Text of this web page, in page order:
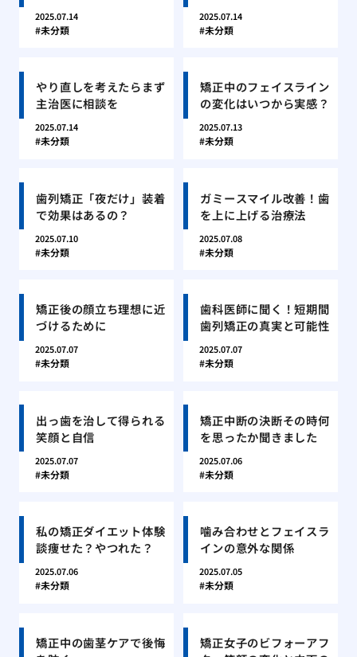
2025.07.14
未分類
2025.07.14
未分類
やり直しを考えたらまず
主治医に相談を
2025.07.14
未分類
矯正中のフェイスライン
の変化はいつから実感？
2025.07.13
未分類
歯列矯正「夜だけ」装着
で効果はあるの？
2025.07.10
未分類
ガミースマイル改善！歯
を上に上げる治療法
2025.07.08
未分類
矯正後の顔立ち理想に近
づけるために
2025.07.07
未分類
歯科医師に聞く！短期間
歯列矯正の真実と可能性
2025.07.07
未分類
出っ歯を治して得られる
笑顔と自信
2025.07.07
未分類
矯正中断の決断その時何
を思ったか聞きました
2025.07.06
未分類
私の矯正ダイエット体験
談痩せた？やつれた？
2025.07.06
未分類
噛み合わせとフェイスラ
インの意外な関係
2025.07.05
未分類
矯正中の歯茎ケアで後悔
矯正女子のビフォーアフ